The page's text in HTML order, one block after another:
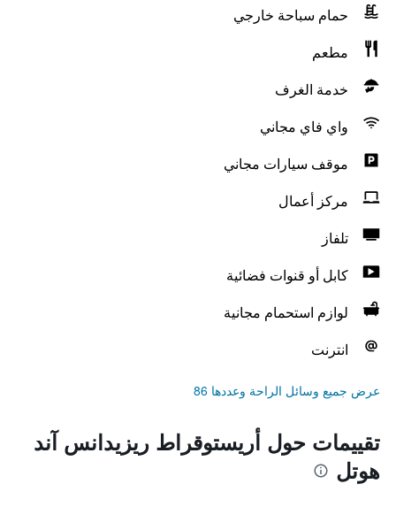
حمام سباحة خارجي
مطعم
خدمة الغرف
واي فاي مجاني
موقف سيارات مجاني
مركز أعمال
تلفاز
كابل أو قنوات فضائية
لوازم استحمام مجانية
انترنت
عرض جميع وسائل الراحة وعددها 86
تقييمات حول أريستوقراط ريزيدانس آند
هوتل